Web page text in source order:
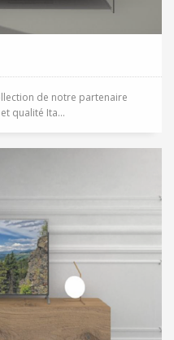
de notre partenaire
qualité Ita...